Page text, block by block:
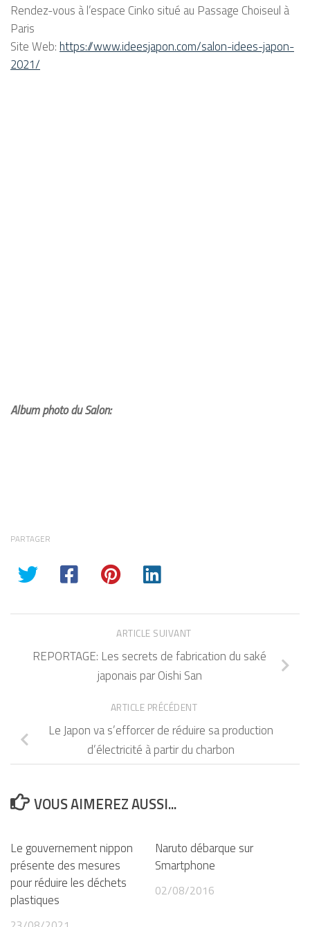
Rendez-vous à l’espace Cinko situé au Passage Choiseul à
Paris
Site Web: https://www.ideesjapon.com/salon-idees-japon-
2021/
Album photo du Salon:
PARTAGER
ARTICLE SUIVANT
REPORTAGE: Les secrets de fabrication du saké
japonais par Oishi San
ARTICLE PRÉCÉDENT
Le Japon va s’efforcer de réduire sa production
d’électricité à partir du charbon
VOUS AIMEREZ AUSSI...
Le gouvernement nippon
présente des mesures
pour réduire les déchets
plastiques
Naruto débarque sur
Smartphone
02/08/2016